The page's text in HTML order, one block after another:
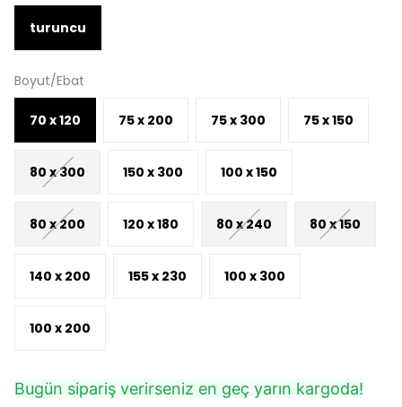
turuncu
Boyut/Ebat
70 x 120 75 x 200 75 x 300 75 x 150
80 x 300 150 x 300 100 x 150
80 x 200 120 x 180 80 x 240 80 x 150
140 x 200 155 x 230 100 x 300
100 x 200
Bugün sipariş verirseniz en geç yarın kargoda!